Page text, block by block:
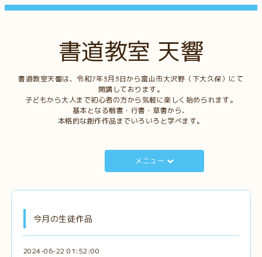
書道教室 天響
書道教室天響は、令和7年3月3日から富山市大沢野（下大久保）にて
開講しております。
子どもから大人まで初心者の方から気軽に楽しく始められます。
基本となる楷書・行書・草書から、
本格的な創作作品までいろいろと学べます。
メニュー
今月の生徒作品
2024-06-22 01:52:00